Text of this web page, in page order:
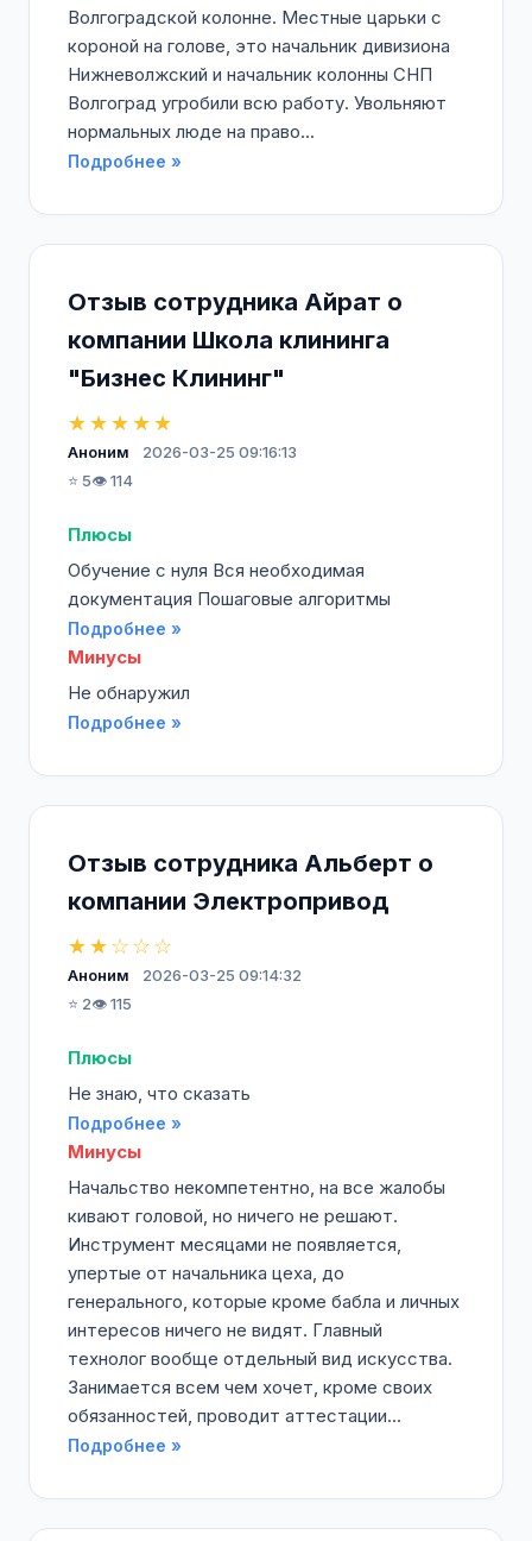
Волгоградской колонне. Местные царьки с
короной на голове, это начальник дивизиона
Нижневолжский и начальник колонны СНП
Волгоград угробили всю работу. Увольняют
нормальных люде на право...
Подробнее »
Отзыв сотрудника Айрат о
компании Школа клининга
"Бизнес Клининг"
★★★★★
Аноним
2026-03-25 09:16:13
⭐ 5👁️ 114
Плюсы
Обучение с нуля Вся необходимая
документация Пошаговые алгоритмы
Подробнее »
Минусы
Не обнаружил
Подробнее »
Отзыв сотрудника Альберт о
компании Электропривод
★★☆☆☆
Аноним
2026-03-25 09:14:32
⭐ 2👁️ 115
Плюсы
Не знаю, что сказать
Подробнее »
Минусы
Начальство некомпетентно, на все жалобы
кивают головой, но ничего не решают.
Инструмент месяцами не появляется,
упертые от начальника цеха, до
генерального, которые кроме бабла и личных
интересов ничего не видят. Главный
технолог вообще отдельный вид искусства.
Занимается всем чем хочет, кроме своих
обязанностей, проводит аттестации...
Подробнее »